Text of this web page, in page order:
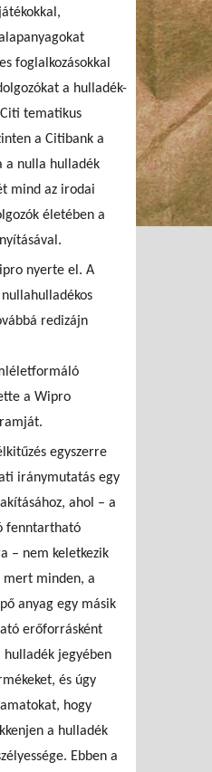
foglalkozásokkal
a hulladék-
tematikus
a Citibank a
a nulla hulladék
mind az irodai
életében a
nyerte el. A
nullahulladékos
redizájn
a Wipro
egyszerre
iránymutatás egy
ahol – a
fenntartható
– nem keletkezik
mert minden, a
anyag egy másik
erőforrásként
hulladék jegyében
és úgy
hogy
a hulladék
Ebben a